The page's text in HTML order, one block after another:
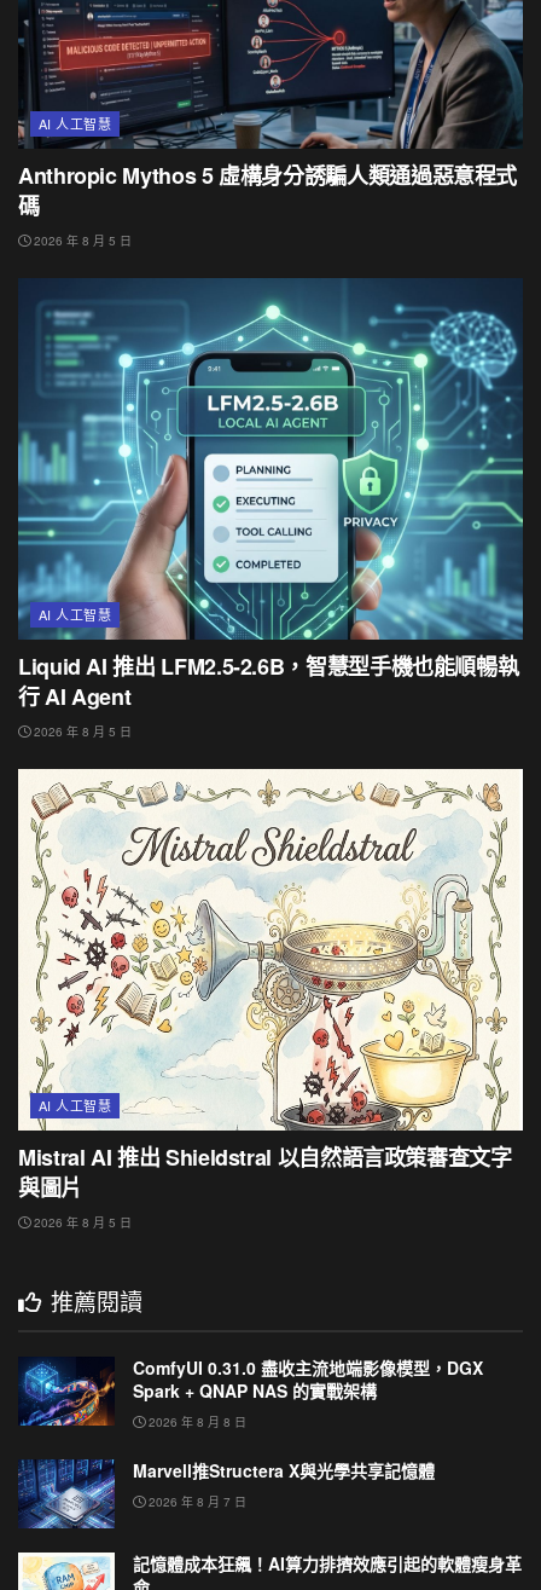
AI 人工智慧
Anthropic Mythos 5 虛構身分誘騙人類通過惡意程式
碼
2026 年 8 月 5 日
AI 人工智慧
Liquid AI 推出 LFM2.5-2.6B，智慧型手機也能順暢執
行 AI Agent
2026 年 8 月 5 日
AI 人工智慧
Mistral AI 推出 Shieldstral 以自然語言政策審查文字
與圖片
2026 年 8 月 5 日
推薦閱讀
ComfyUI 0.31.0 盡收主流地端影像模型，DGX
Spark + QNAP NAS 的實戰架構
2026 年 8 月 8 日
Marvell推Structera X與光學共享記憶體
2026 年 8 月 7 日
記憶體成本狂飆！AI算力排擠效應引起的軟體瘦身革